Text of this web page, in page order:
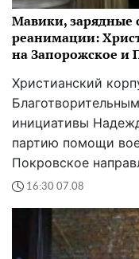
Мавики, зарядные
реанимации:
на Запорожское и
Христианский
инициативы
партию помощи
Покровское
16:30 07.08